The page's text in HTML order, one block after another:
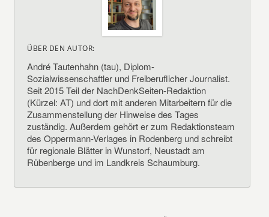
ÜBER DEN AUTOR:
André Tautenhahn (tau), Diplom-
Sozialwissenschaftler und Freiberuflicher Journalist.
Seit 2015 Teil der NachDenkSeiten-Redaktion
(Kürzel: AT) und dort mit anderen Mitarbeitern für die
Zusammenstellung der Hinweise des Tages
zuständig. Außerdem gehört er zum Redaktionsteam
des Oppermann-Verlages in Rodenberg und schreibt
für regionale Blätter in Wunstorf, Neustadt am
Rübenberge und im Landkreis Schaumburg.